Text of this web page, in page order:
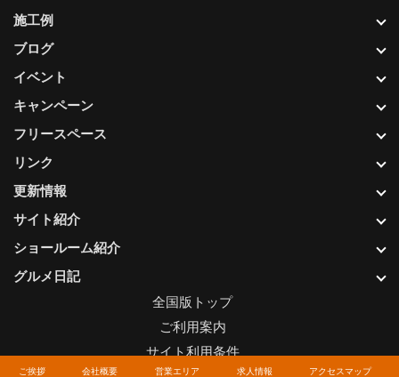
ご挨拶 会社概要 営業エリア 求人情報 アクセスマップ
更新情報
サイト紹介
ショールーム紹介
グルメ日記
施工例
ブログ
イベント
キャンペーン
フリースペース
リンク
全国版トップ
ご利用案内
サイト利用条件